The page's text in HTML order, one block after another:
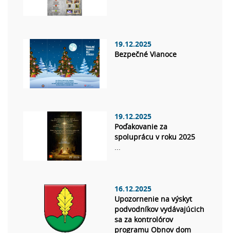
19.12.2025
Bezpečné Vianoce
19.12.2025
Poďakovanie za
spoluprácu v roku 2025
...
16.12.2025
Upozornenie na výskyt
podvodníkov vydávajúcich
sa za kontrolórov
programu Obnov dom